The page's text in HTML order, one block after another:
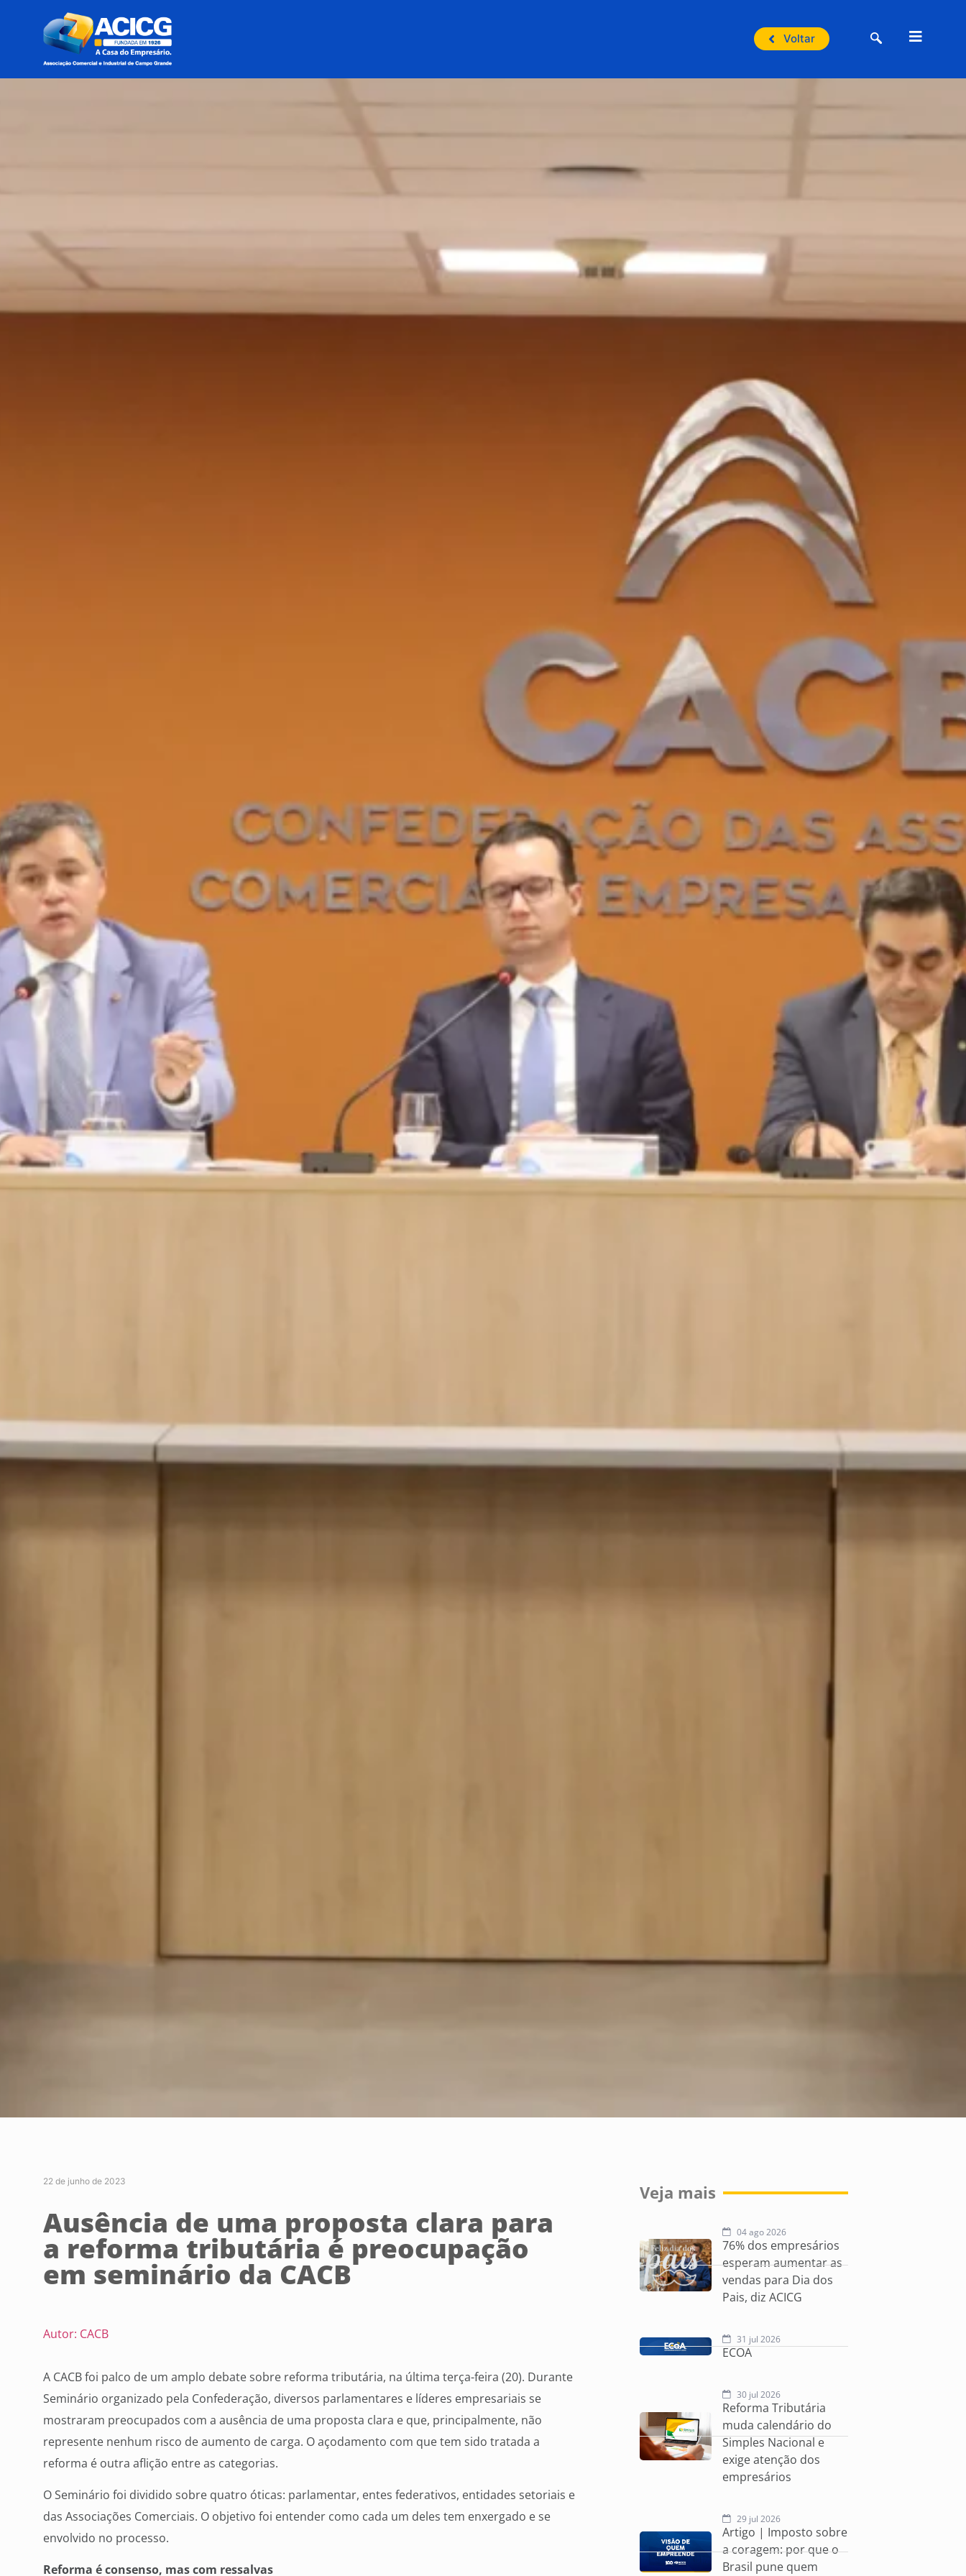
Voltar
22 de junho de 2023
Ausência de uma proposta clara para
a reforma tributária é preocupação
em seminário da CACB
Autor: CACB
A CACB foi palco de um amplo debate sobre reforma tributária, na última terça-feira (20). Durante
Seminário organizado pela Confederação, diversos parlamentares e líderes empresariais se
mostraram preocupados com a ausência de uma proposta clara e que, principalmente, não
represente nenhum risco de aumento de carga. O açodamento com que tem sido tratada a
reforma é outra aflição entre as categorias.
O Seminário foi dividido sobre quatro óticas: parlamentar, entes federativos, entidades setoriais e
das Associações Comerciais. O objetivo foi entender como cada um deles tem enxergado e se
envolvido no processo.
Reforma é consenso, mas com ressalvas
Veja mais
04 ago 2026
76% dos empresários
esperam aumentar as
vendas para Dia dos
Pais, diz ACICG
31 jul 2026
ECOA
30 jul 2026
Reforma Tributária
muda calendário do
Simples Nacional e
exige atenção dos
empresários
29 jul 2026
Artigo | Imposto sobre
a coragem: por que o
Brasil pune quem